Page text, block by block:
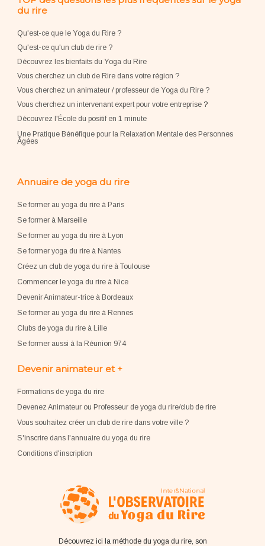
du rire
Qu'est-ce que le Yoga du Rire ?
Qu'est-ce qu'un club de rire ?
Découvrez les bienfaits du Yoga du Rire
Vous cherchez un club de Rire dans votre région ?
Vous cherchez un animateur / professeur de Yoga du Rire ?
Vous cherchez un intervenant expert pour votre entreprise?
Découvrez l'École du positif en 1 minute
Une Pratique Bénéfique pour la Relaxation Mentale des Personnes
Âgées
Annuaire de yoga du rire
Se former au yoga du rire à Paris
Se former à Marseille
Se former au yoga du rire à Lyon
Se former yoga du rire à Nantes
Créez un club de yoga du rire à Toulouse
Commencer le yoga du rire à Nice
Devenir Animateur-trice à Bordeaux
Se former au yoga du rire à Rennes
Clubs de yoga du rire à Lille
Se former aussi à la Réunion 974
Devenir animateur et +
Formations de yoga du rire
Devenez Animateur ou Professeur de yoga du rire/club de rire
Vous souhaitez créer un club de rire dans votre ville ?
S'inscrire dans l'annuaire du yoga du rire
Conditions d'inscription
Découvrez ici la méthode du yoga du rire, son